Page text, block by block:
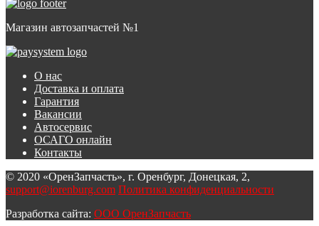
Магазин автозапчастей №1
О нас
Доставка и оплата
Гарантия
Вакансии
Автосервис
ОСАГО онлайн
Контакты
© 2020 «ОренЗапчасть», г. Оренбург, Донецкая, 2,
support@iorenburg.com Политика конфиденциальности
Разработка сайта: ООО ОренЗапчасть